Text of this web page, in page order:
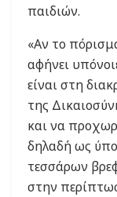
παιδιών.
«Αν το
αφήνει
είναι στη
της
και να
δηλαδή ως
τεσσάρων
στην